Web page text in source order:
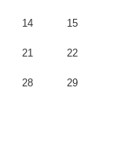
14 15
21 22
28 29